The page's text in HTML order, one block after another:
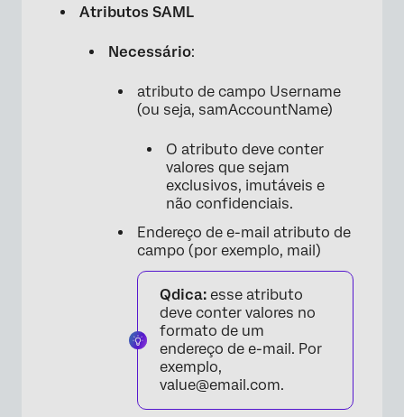
Atributos SAML
Necessário:
atributo de campo Username
(ou seja, samAccountName)
O atributo deve conter
valores que sejam
exclusivos, imutáveis e
não confidenciais.
Endereço de e-mail atributo de
campo (por exemplo, mail)
Qdica: esse atributo
deve conter valores no
formato de um
endereço de e-mail. Por
exemplo,
value@email.com.